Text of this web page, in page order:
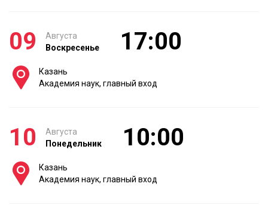
09
Августа
Воскресенье
17:00
Казань
Академия наук, главный вход
10
Августа
Понедельник
10:00
Казань
Академия наук, главный вход